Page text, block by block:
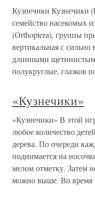
Кузнечики Кузнечики
семейство насекомых
(Orthoptera), группы
вертикальная с
длинными
полукруглые, глазков
«Кузнечики»
«Кузнечики» В этой
любое количество
дерева. По очереди
поднимается на
мелом отметку. Затем
можно выше. Во время